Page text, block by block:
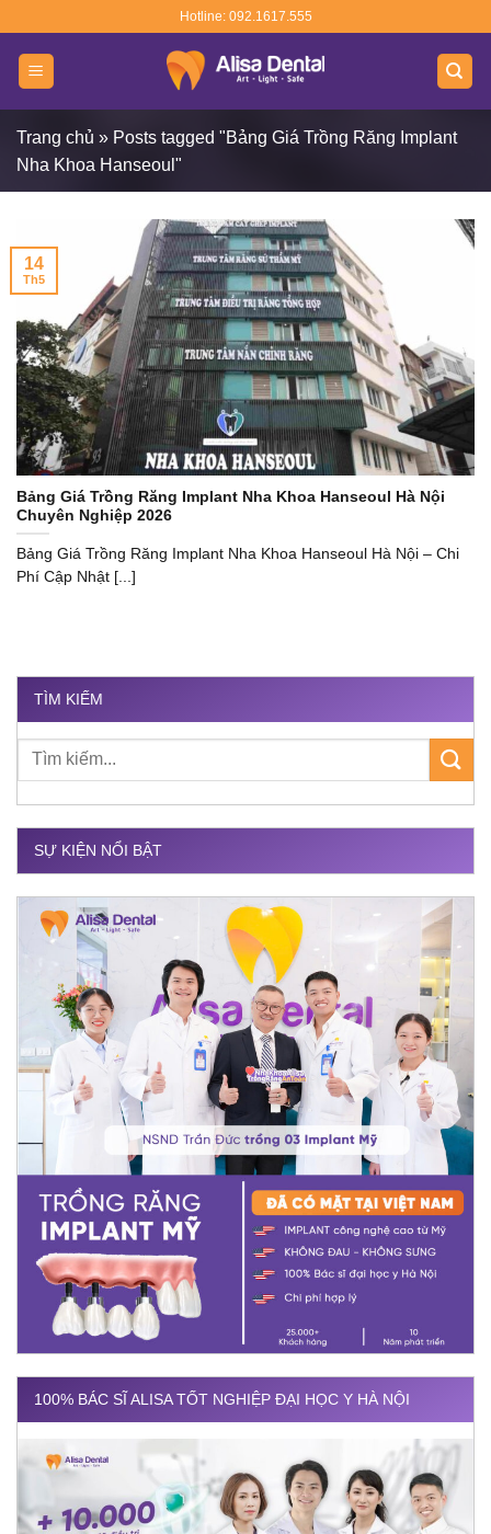
content
Hotline: 092.1617.555
Trang chủ » Posts tagged "Bảng Giá Trồng Răng Implant
Nha Khoa Hanseoul"
Bảng Giá Trồng Răng Implant Nha Khoa Hanseoul Hà Nội
Chuyên Nghiệp 2026
Bảng Giá Trồng Răng Implant Nha Khoa Hanseoul Hà Nội – Chi
Phí Cập Nhật [...]
14
Th5
TÌM KIẾM
SỰ KIỆN NỔI BẬT
100% BÁC SĨ ALISA TỐT NGHIỆP ĐẠI HỌC Y HÀ NỘI